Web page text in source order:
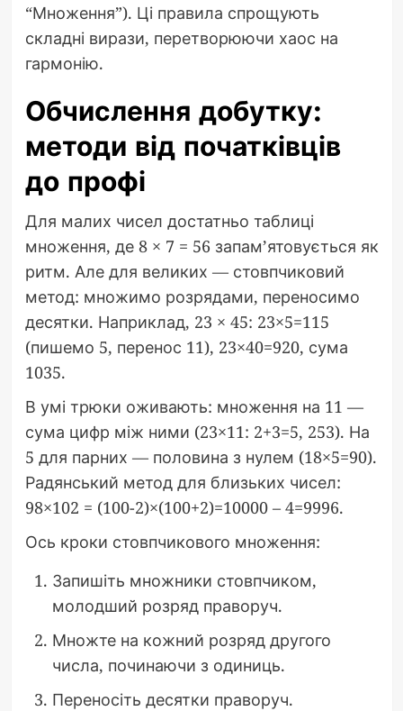
“Множення”). Ці правила спрощують
складні вирази, перетворюючи хаос на
гармонію.
Обчислення добутку:
методи від початківців
до профі
Для малих чисел достатньо таблиці
множення, де 8 × 7 = 56 запам’ятовується як
ритм. Але для великих — стовпчиковий
метод: множимо розрядами, переносимо
десятки. Наприклад, 23 × 45: 23×5=115
(пишемо 5, перенос 11), 23×40=920, сума
1035.
В умі трюки оживають: множення на 11 —
сума цифр між ними (23×11: 2+3=5, 253). На
5 для парних — половина з нулем (18×5=90).
Радянський метод для близьких чисел:
98×102 = (100-2)×(100+2)=10000 – 4=9996.
Ось кроки стовпчикового множення:
Запишіть множники стовпчиком,
молодший розряд праворуч.
Множте на кожний розряд другого
числа, починаючи з одиниць.
Переносіть десятки праворуч.